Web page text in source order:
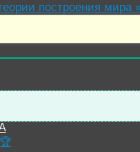
построения мира